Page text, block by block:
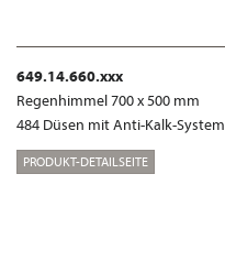
649.14.660.xxx
Regenhimmel 700 x 500 mm
484 Düsen mit Anti-Kalk-System
PRODUKT-DETAILSEITE